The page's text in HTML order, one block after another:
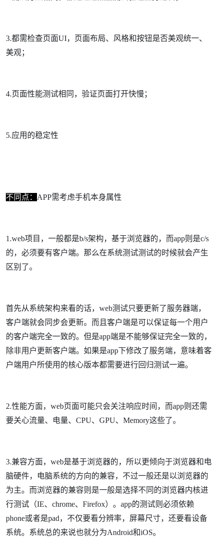
3.都需检查页面UI，页面布局、风格和按钮是否美观统一、
美观；
4.页面性能测试相同，验证页面打开快慢；
5.应用的稳定性
不同点： APP需考虑手机本身属性
1.web项目，一般都是b/s架构，基于浏览器的，而app则是c/s
的，必须要有客户端。那么在系统测试测试的时候就会产生
区别了。
首先从系统架构来看的话，web测试只要更新了服务器端，
客户端就会同步会更新。而且客户端是可以保证每一个用户
的客户端完全一致的。但是app端是不能够保证完全一致的，
除非用户更新客户端。如果是app下修改了服务端，意味着客
户端用户所使用的核心版本都需要进行回归测试一遍。
2.性能方面，web页面可能只会关注响应时间，而app则还需
要关心流量、电量、CPU、GPU、Memory这些了。
3.兼容方面，web是基于浏览器的，所以更倾向于浏览器和电
脑硬件，电脑系统的方向的兼容，不过一般还是以浏览器的
为主。而浏览器的兼容则是一般是选择不同的浏览器内核进
行测试（IE、chrome、Firefox）。app的测试则必须依赖
phone或者是pad，不仅要看分辨率，屏幕尺寸，还要看设备
系统。系统总的来说也就分为Android和iOS。